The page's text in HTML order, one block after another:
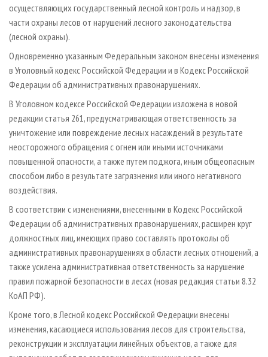
осуществляющих государственный лесной контроль и надзор, в
части охраны лесов от нарушений лесного законодательства
(лесной охраны).
Одновременно указанным Федеральным законом внесены изменения
в Уголовный кодекс Российской Федерации и в Кодекс Российской
Федерации об административных правонарушениях.
В Уголовном кодексе Российской Федерации изложена в новой
редакции статья 261, предусматривающая ответственность за
уничтожение или повреждение лесных насаждений в результате
неосторожного обращения с огнем или иными источниками
повышенной опасности, а также путем поджога, иным общеопасным
способом либо в результате загрязнения или иного негативного
воздействия.
В соответствии с изменениями, внесенными в Кодекс Российской
Федерации об административных правонарушениях, расширен круг
должностных лиц, имеющих право составлять протоколы об
административных правонарушениях в области лесных отношений, а
также усилена административная ответственность за нарушение
правил пожарной безопасности в лесах (новая редакция статьи 8.32
КоАП РФ).
Кроме того, в Лесной кодекс Российской Федерации внесены
изменения, касающиеся использования лесов для строительства,
реконструкции и эксплуатации линейных объектов, а также для